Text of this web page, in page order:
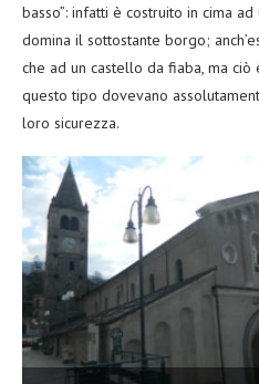
basso”: infatti è costruito in cima
domina il sottostante borgo;
che ad un castello da fiaba, ma
questo tipo dovevano
loro sicurezza.